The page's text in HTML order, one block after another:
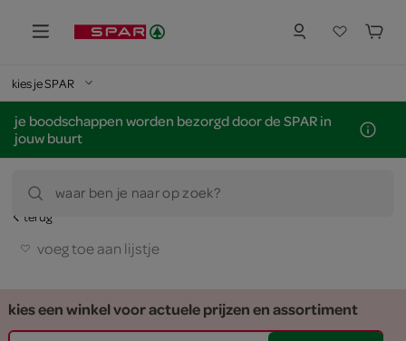
kies je SPAR
je boodschappen worden bezorgd door de SPAR in
jouw buurt
waar ben je naar op zoek?
terug
voeg toe aan lijstje
kies een winkel voor actuele prijzen en assortiment